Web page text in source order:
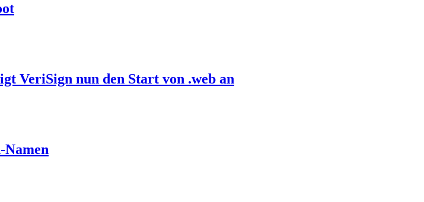
VeriSign nun den Start von .web an